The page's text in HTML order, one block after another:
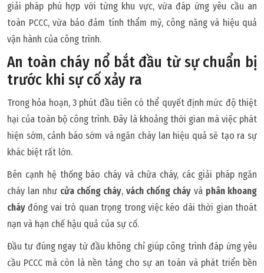
giải pháp phù hợp với từng khu vực, vừa đáp ứng yêu cầu an
toàn PCCC, vừa bảo đảm tính thẩm mỹ, công năng và hiệu quả
vận hành của công trình.
An toàn cháy nổ bắt đầu từ sự chuẩn bị
trước khi sự cố xảy ra
Trong hỏa hoạn, 3 phút đầu tiên có thể quyết định mức độ thiệt
hại của toàn bộ công trình. Đây là khoảng thời gian mà việc phát
hiện sớm, cảnh báo sớm và ngăn cháy lan hiệu quả sẽ tạo ra sự
khác biệt rất lớn.
Bên cạnh hệ thống báo cháy và chữa cháy, các giải pháp ngăn
cháy lan như cửa chống cháy, vách chống cháy và phân khoang
cháy đóng vai trò quan trọng trong việc kéo dài thời gian thoát
nạn và hạn chế hậu quả của sự cố.
Đầu tư đúng ngay từ đầu không chỉ giúp công trình đáp ứng yêu
cầu PCCC mà còn là nền tảng cho sự an toàn và phát triển bền